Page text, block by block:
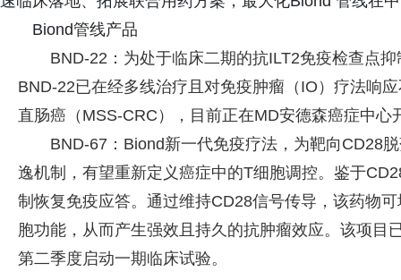
Biond管线产品
BND-22：为处于临床二期的抗ILT2免疫检查点
BND-22已在经多线治疗且对免疫肿瘤（IO）疗法响
直肠癌（MSS-CRC），目前正在MD安德森癌症中心
BND-67：Biond新一代免疫疗法，为靶向CD28
逸机制，有望重新定义癌症中的T细胞调控。鉴于
制恢复免疫应答。通过维持CD28信号传导，该药物
胞功能，从而产生强效且持久的抗肿瘤效应。该项目
第二季度启动一期临床试验。